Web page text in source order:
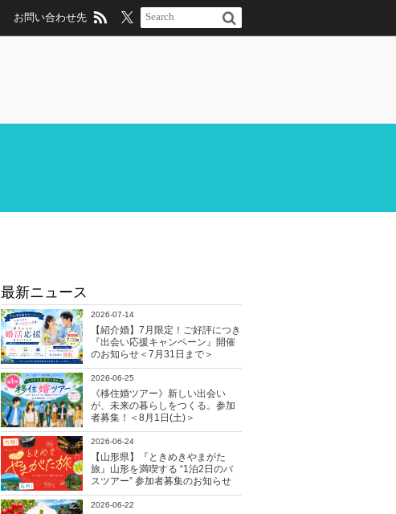
お問い合わせ先
最新ニュース
2026-07-14
【紹介婚】7月限定！ご好評につき
『出会い応援キャンペーン』開催
のお知らせ＜7月31日まで＞
2026-06-25
《移住婚ツアー》新しい出会い
が、未来の暮らしをつくる。参加
者募集！＜8月1日(土)＞
2026-06-24
【山形県】『ときめきやまがた
旅』山形を満喫する “1泊2日のバ
スツアー” 参加者募集のお知らせ
2026-06-22